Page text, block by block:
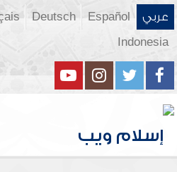
عربي Español
Deutsch
Indonesia